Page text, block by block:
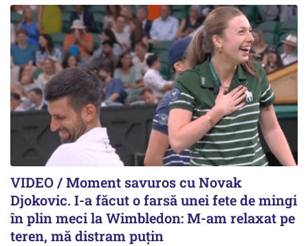
VIDEO / Moment savuros cu Novak
Djokovic. I-a făcut o farsă unei fete de mingi
în plin meci la Wimbledon: M-am relaxat pe
teren, mă distram puțin